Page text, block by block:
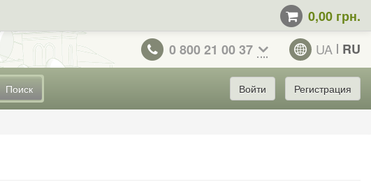
0,00 грн.
0 800 21 00 37 UA RU
Поиск Войти Регистрация